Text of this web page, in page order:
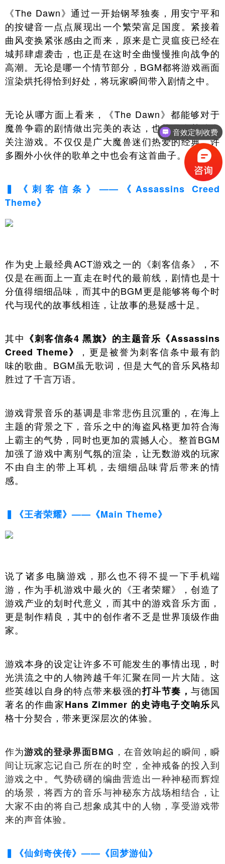
《The Dawn》通过一开始钢琴独奏，用安宁平和
的按键音一点点展现出一个繁荣富足国度。紧接着
曲风变换紧张感由之而来，原来是亡灵瘟疫已经在
城邦肆虐袭击，也正是在这时全曲慢慢推向战争的
高潮。无论是哪一个情节部分，BGM都将游戏画面
渲染烘托得恰到好处，将玩家瞬间带入剧情之中。
无论从哪方面上看来，《The Dawn》都能够对于
魔兽争霸的剧情做出完美的表达，也能吸人其他人
关注游戏。不仅仅是广大魔兽迷们热爱的经典，许
多圈外小伙伴的歌单之中也会有这首曲子。
▍《刺客信条》——《Assassins Creed
Theme》
作为史上最经典ACT游戏之一的《刺客信条》，不
仅是在画面上一直走在时代的最前线，剧情也是十
分值得细细品味，而其中的BGM更是能够将每个时
代与现代的故事线相连，让故事的悬疑感十足。
其中 《刺客信条4 黑旗》的主题音乐《Assassins
Creed Theme》
，更是被誉为刺客信条中最有韵
味的歌曲。BGM虽无歌词，但是大气的音乐风格却
胜过了千言万语。
游戏背景音乐的基调是非常悲伤且沉重的，在海上
主题的背景之下，音乐之中的海盗风格更加符合海
上霸主的气势，同时也更加的震撼人心。整首BGM
加强了游戏中离别气氛的渲染，让无数游戏的玩家
不由自主的带上耳机，去细细品味背后带来的情
感。
▍《王者荣耀》——《Main Theme》
说了诸多电脑游戏，那么也不得不提一下手机端
游，作为手机游戏中最火的《王者荣耀》，创造了
游戏产业的划时代意义，而其中的游戏音乐方面，
更是制作精良，其中的创作者不乏是世界顶级作曲
家。
游戏本身的设定让许多不可能发生的事情出现，时
光洪流之中的人物跨越千年汇聚在同一片大陆。这
些英雄以自身的特点带来极强的打斗节奏，与德国
著名的作曲家Hans Zimmer 的史诗电子交响乐风
格十分契合，带来更深层次的体验。
作为游戏的登录界面BMG ，在音效响起的瞬间，瞬
间让玩家忘记自己所在的时空，全神戒备的投入到
游戏之中。气势磅礴的编曲营造出一种神秘而辉煌
的场景，将西方的音乐与神秘东方战场相结合，让
大家不由的将自己想象成其中的人物，享受游戏带
来的声音体验。
▍《仙剑奇侠传》——《回梦游仙》
音效定制收费